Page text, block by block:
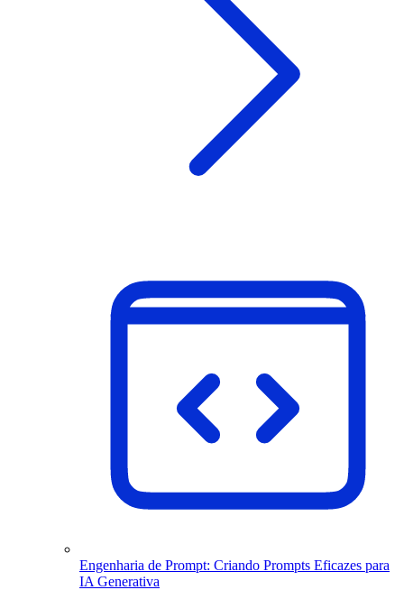
Engenharia de Prompt: Criando Prompts Eficazes para
IA Generativa